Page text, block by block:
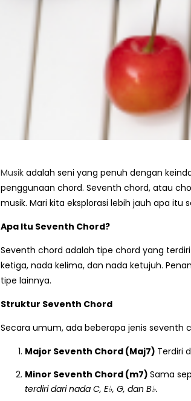
Musik adalah seni yang penuh dengan
penggunaan chord. Seventh chord, atau
musik. Mari kita eksplorasi lebih jauh apa
Apa Itu Seventh Chord?
Seventh chord adalah tipe chord yang
ketiga, nada kelima, dan nada ketujuh.
tipe lainnya.
Struktur Seventh Chord
Secara umum, ada beberapa jenis seventh
Major Seventh Chord (Maj7) Terdiri
Minor Seventh Chord (m7) Sama
terdiri dari nada C, E♭, G, dan B♭.